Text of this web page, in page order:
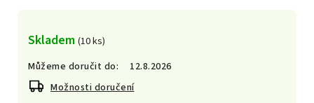
Skladem (10 ks)
Můžeme doručit do:
12.8.2026
Možnosti doručení